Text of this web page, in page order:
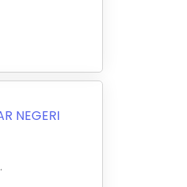
NEGERI